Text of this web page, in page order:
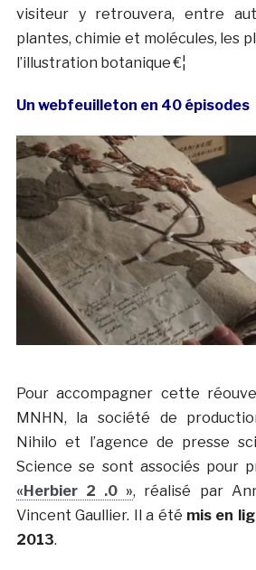
visiteur y retrouvera, entre
plantes, chimie et molécules, les
l’illustration botanique €¦
Un webfeuilleton en 40 épisodes
Pour accompagner cette
MNHN, la société de
Nihilo et l’agence de presse
Science se sont associés pour
«Herbier 2 .0 », réalisé par
Vincent Gaullier. Il a été mis en
2013.